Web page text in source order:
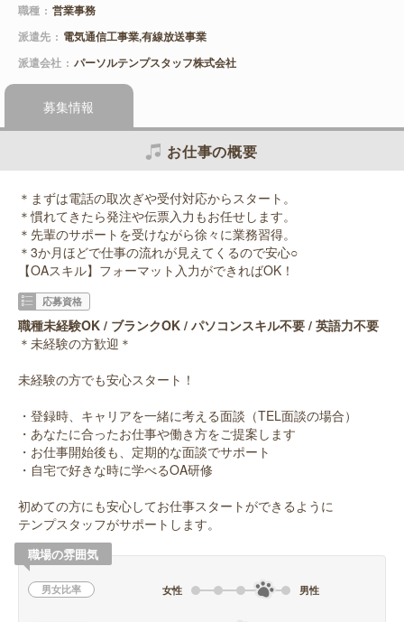
職種
営業事務
派遣先
電気通信工事業,有線放送事業
派遣会社
パーソルテンプスタッフ株式会社
募集情報
お仕事の概要
＊まずは電話の取次ぎや受付対応からスタート。
＊慣れてきたら発注や伝票入力もお任せします。
＊先輩のサポートを受けながら徐々に業務習得。
＊3か月ほどで仕事の流れが見えてくるので安心○
【OAスキル】フォーマット入力ができればOK！
応募資格
職種未経験OK / ブランクOK / パソコンスキル不要 / 英語力不要
＊未経験の方歓迎＊
未経験の方でも安心スタート！
・登録時、キャリアを一緒に考える面談（TEL面談の場合）
・あなたに合ったお仕事や働き方をご提案します
・お仕事開始後も、定期的な面談でサポート
・自宅で好きな時に学べるOA研修
初めての方にも安心してお仕事スタートができるように
テンプスタッフがサポートします。
職場の雰囲気
男女比率 女性 男性